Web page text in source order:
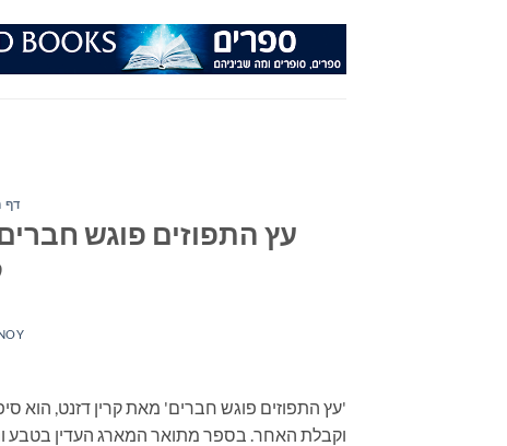
דף
עץ התפוזים פוגש
'עץ התפוזים פוגש חברים' מאת קרין דזנט, הוא
וקבלת האחר. בספר מתואר המארג העדין בטבע